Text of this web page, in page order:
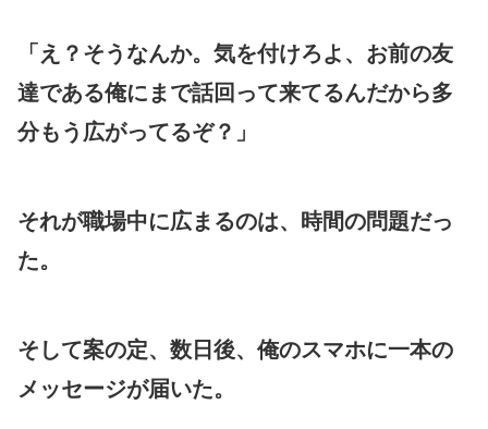
「え？そうなんか。気を付けろよ、お前の友
達である俺にまで話回って来てるんだから多
分もう広がってるぞ？」
それが職場中に広まるのは、時間の問題だっ
た。
そして案の定、数日後、俺のスマホに一本の
メッセージが届いた。